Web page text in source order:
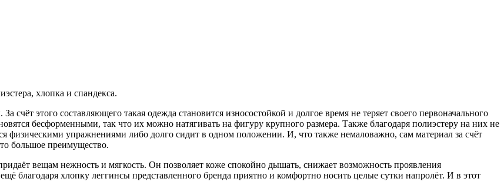
хлопка и спандекса.
счёт этого составляющего такая одежда становится износостойкой и долгое время не теряет своего первоначального
бесформенными, так что их можно натягивать на фигуру крупного размера. Также благодаря полиэстеру на них не
физическими упражнениями либо долго сидит в одном положении. И, что также немаловажно, сам материал за счёт
большое преимущество.
вещам нежность и мягкость. Он позволяет коже спокойно дышать, снижает возможность проявления
благодаря хлопку леггинсы представленного бренда приятно и комфортно носить целые сутки напролёт. И в этот